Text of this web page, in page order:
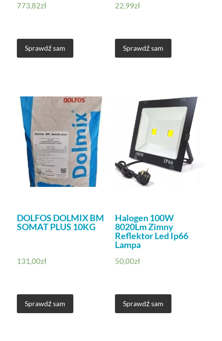
773,82zł
Sprawdź sam
22,99zł
Sprawdź sam
DOLFOS DOLMIX BM
SOMAT PLUS 10KG
131,00zł
Sprawdź sam
Halogen 100W
8020Lm Zimny
Reflektor Led Ip66
Lampa
50,00zł
Sprawdź sam